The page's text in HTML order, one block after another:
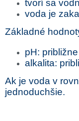
tvorí sa
voda je
Základné
pH:
alkalita:
Ak je voda v
jednoduchšie.